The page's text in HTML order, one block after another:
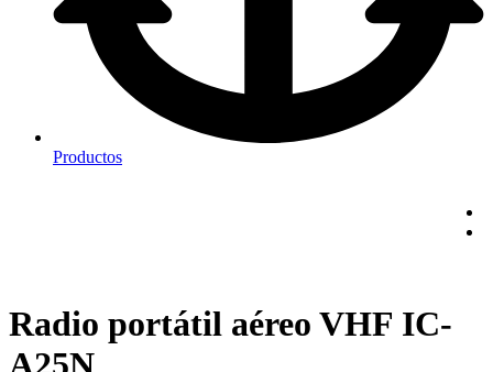
Productos
Radio portátil aéreo VHF IC-